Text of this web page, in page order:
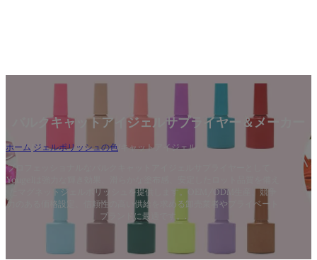
バルクキャットアイジェルサプライヤー＆メーカー
ホーム ジェルポリッシュの色 キャットアイジェル
プロフェッショナルなバルクキャットアイジェルサプライヤーとして、
Yougelは強力な輝き効果、滑らかな塗布感、安定したロット品質を備え
たマグネットジェルポリッシュを提供します。OEM/ODM生産、競争
力のある価格設定、信頼性の高い供給を求める卸売業者やプライベート
ブランドに最適です。.